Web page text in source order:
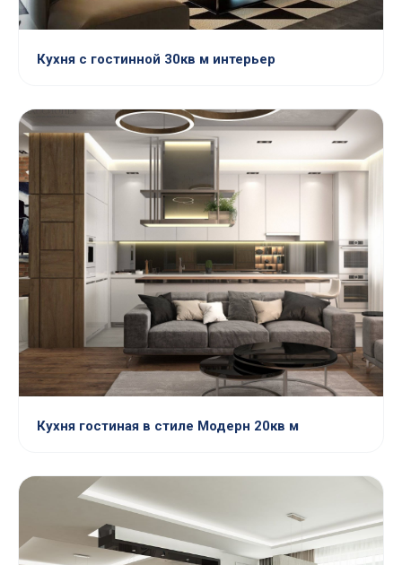
Кухня с гостинной 30кв м интерьер
Кухня гостиная в стиле Модерн 20кв м